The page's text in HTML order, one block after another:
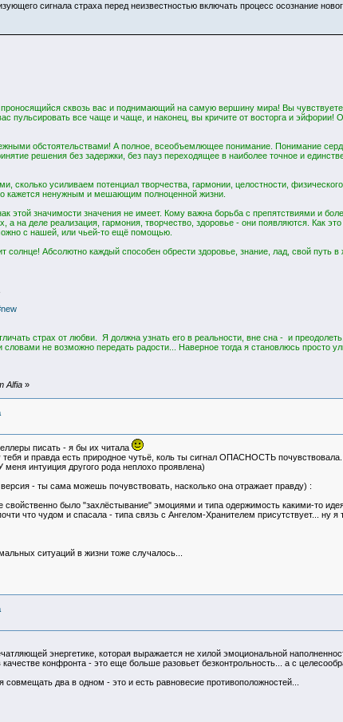
сигнала страха перед неизвестностью включать процесс осознание
сквозь вас и поднимающий на самую вершину мира! Вы
пульсировать все чаще и чаще, и наконец, вы кричите от восторга и эйфории!
обстоятельствами! А полное, всеобъемлющее понимание. Понимание
решения без задержки, без пауз переходящее в наиболее точное и
сколько усиливаем потенциал творчества, гармонии, целостности,
кажется ненужным и мешающим полноценной жизни.
этой значимости значения не имеет. Кому важна борьба с препятствиями и
на деле реализация, гармония, творчество, здоровье - они появляются. Как
с нашей, или чьей-то ещё помощью.
Абсолютно каждый способен обрести здоровье, знание, лад, свой путь в
страх от любви. Я должна узнать его в реальности, вне сна - и
не возможно передать радости... Наверное тогда я становлюсь просто
Alfia»
писать - я бы их читала
и правда есть природное чутьё, коль ты сигнал ОПАСНОСТЬ
интуиция другого рода неплохо проявлена)
- ты сама можешь почувствовать, насколько она отражает правду) :
свойственно было "захлёстывание" эмоциями и типа одержимость какими-то
что чудом и спасала - типа связь с Ангелом-Хранителем присутствует... ну
ситуаций в жизни тоже случалось...
энергетике, которая выражается не хилой эмоциональной
конфронта - это еще больше разовьет безконтрольность... а с
совмещать два в одном - это и есть равновесие противоположностей...